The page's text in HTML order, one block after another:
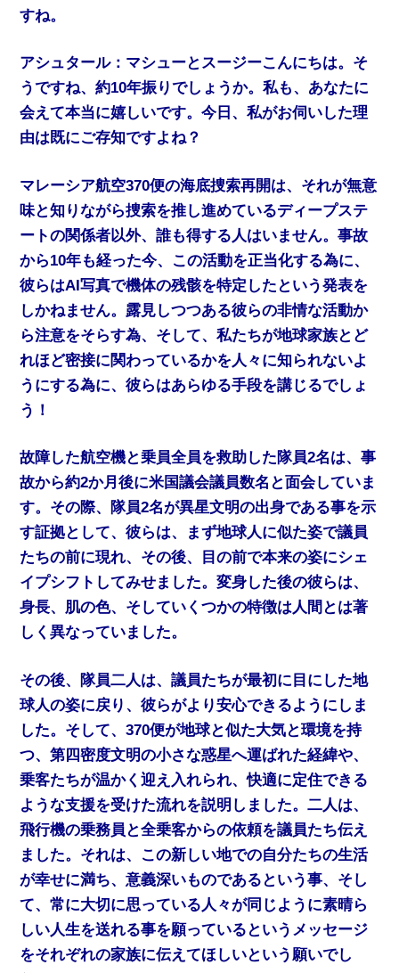
すね。
アシュタール：マシューとスージーこんにちは。そ
うですね、約10年振りでしょうか。私も、あなたに
会えて本当に嬉しいです。今日、私がお伺いした理
由は既にご存知ですよね？
マレーシア航空370便の海底捜索再開は、それが無意
味と知りながら捜索を推し進めているディープステ
ートの関係者以外、誰も得する人はいません。事故
から10年も経った今、この活動を正当化する為に、
彼らはAI写真で機体の残骸を特定したという発表を
しかねません。露見しつつある彼らの非情な活動か
ら注意をそらす為、そして、私たちが地球家族とど
れほど密接に関わっているかを人々に知られないよ
うにする為に、彼らはあらゆる手段を講じるでしょ
う！
故障した航空機と乗員全員を救助した隊員2名は、事
故から約2か月後に米国議会議員数名と面会していま
す。その際、隊員2名が異星文明の出身である事を示
す証拠として、彼らは、まず地球人に似た姿で議員
たちの前に現れ、その後、目の前で本来の姿にシェ
イプシフトしてみせました。変身した後の彼らは、
身長、肌の色、そしていくつかの特徴は人間とは著
しく異なっていました。
その後、隊員二人は、議員たちが最初に目にした地
球人の姿に戻り、彼らがより安心できるようにしま
した。そして、370便が地球と似た大気と環境を持
つ、第四密度文明の小さな惑星へ運ばれた経緯や、
乗客たちが温かく迎え入れられ、快適に定住できる
ような支援を受けた流れを説明しました。二人は、
飛行機の乗務員と全乗客からの依頼を議員たち伝え
ました。それは、この新しい地での自分たちの生活
が幸せに満ち、意義深いものであるという事、そし
て、常に大切に思っている人々が同じように素晴ら
しい人生を送れる事を願っているというメッセージ
をそれぞれの家族に伝えてほしいという願いでし